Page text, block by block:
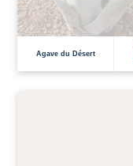
Agave du Désert